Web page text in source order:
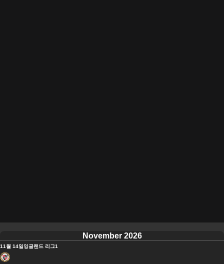
November 2026
11월 14일 잉글랜드 리그1